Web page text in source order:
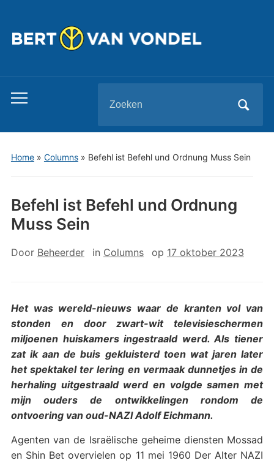
Toggle
menu
naar:
Home» Columns» Befehl ist Befehl und Ordnung Muss Sein
Befehl ist Befehl und Ordnung
Muss Sein
Door Beheerder in Columns op 17 oktober 2023
Het was wereld-nieuws waar de kranten vol van
stonden en door zwart-wit televisieschermen
miljoenen huiskamers ingestraald werd. Als tiener
zat ik aan de buis gekluisterd toen wat jaren later
het spektakel ter lering en vermaak dunnetjes in de
herhaling uitgestraald werd en volgde samen met
mijn ouders de ontwikkelingen rondom de
ontvoering van oud-NAZI Adolf Eichmann.
Agenten van de Israëlische geheime diensten Mossad
en Shin Bet overvielen op 11 mei 1960 Der Alter NAZI